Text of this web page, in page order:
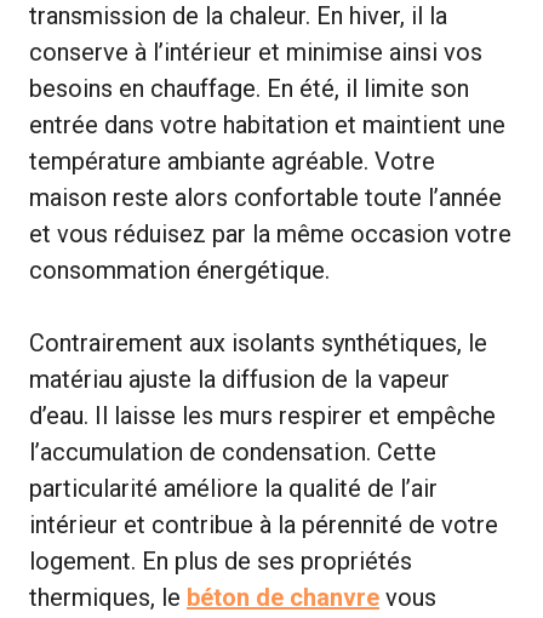
transmission de la chaleur. En hiver, il la
conserve à l’intérieur et minimise ainsi vos
besoins en chauffage. En été, il limite son
entrée dans votre habitation et maintient une
température ambiante agréable. Votre
maison reste alors confortable toute l’année
et vous réduisez par la même occasion votre
consommation énergétique.
Contrairement aux isolants synthétiques, le
matériau ajuste la diffusion de la vapeur
d’eau. Il laisse les murs respirer et empêche
l’accumulation de condensation. Cette
particularité améliore la qualité de l’air
intérieur et contribue à la pérennité de votre
logement. En plus de ses propriétés
thermiques, le béton de chanvre vous